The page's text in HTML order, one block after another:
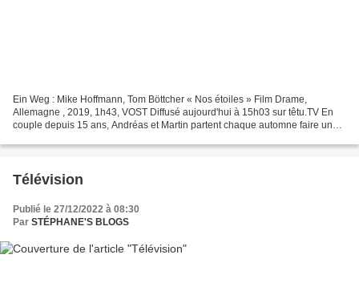
Ein Weg : Mike Hoffmann, Tom Böttcher « Nos étoiles » Film Drame,
Allemagne , 2019, 1h43, VOST Diffusé aujourd'hui à 15h03 sur têtu.TV En
couple depuis 15 ans, Andréas et Martin partent chaque automne faire un
Télévision
Publié le 27/12/2022 à 08:30
Par STÉPHANE'S BLOGS